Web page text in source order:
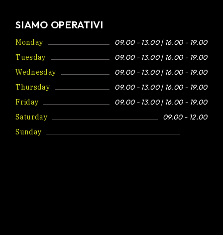
SIAMO OPERATIVI
Monday
09.00 - 13.00 | 16.00 - 19.00
Tuesday
09.00 - 13.00 | 16.00 - 19.00
Wednesday
09.00 - 13.00 | 16.00 - 19.00
Thursday
09.00 - 13.00 | 16.00 - 19.00
Friday
09.00 - 13.00 | 16.00 - 19.00
Saturday
09.00 - 12.00
Sunday